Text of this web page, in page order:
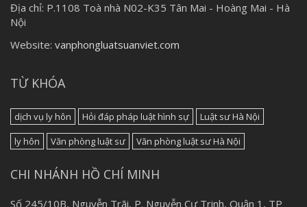
Địa chỉ: P.1108 Toà nhà N02-K35 Tân Mai - Hoàng Mai - Hà
Nội
Website: vanphongluatsuanviet.com
TỪ KHÓA
dịch vụ ly hôn Hỏi đáp pháp luật hình sự
Luật sư Hà Nội
ly hôn
Văn phòng luật sư Văn phòng luật sư Hà Nội
CHI NHÁNH HỒ CHÍ MINH
Số 245/10B, Nguyễn Trãi, P. Nguyễn Cư Trinh, Quận 1, TP